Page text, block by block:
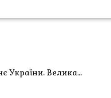
України. Велика…